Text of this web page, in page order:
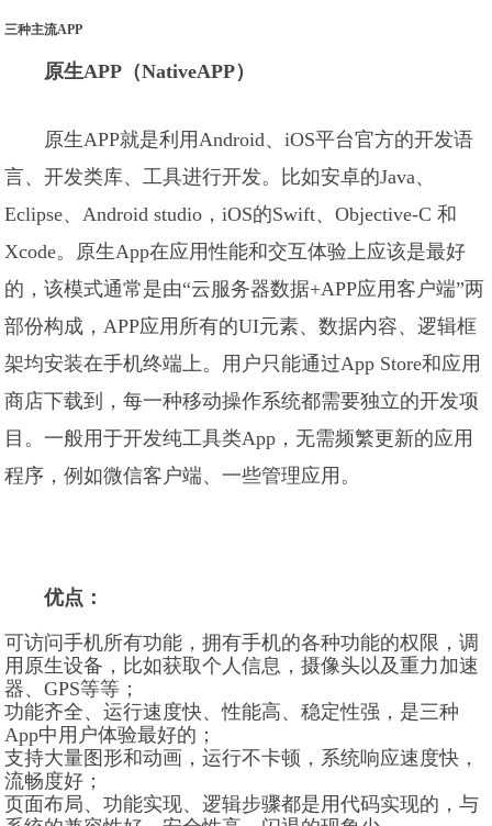
三种主流APP
原生APP（NativeAPP）
原生APP就是利用Android、iOS平台官方的开发语
言、开发类库、工具进行开发。比如安卓的Java、
Eclipse、Android studio，iOS的Swift、Objective-C 和
Xcode。原生App在应用性能和交互体验上应该是最好
的，该模式通常是由“云服务器数据+APP应用客户端”两
部份构成，APP应用所有的UI元素、数据内容、逻辑框
架均安装在手机终端上。用户只能通过App Store和应用
商店下载到，每一种移动操作系统都需要独立的开发项
目。一般用于开发纯工具类App，无需频繁更新的应用
程序，例如微信客户端、一些管理应用。
优点：
可访问手机所有功能，拥有手机的各种功能的权限，调
用原生设备，比如获取个人信息，摄像头以及重力加速
器、GPS等等；
功能齐全、运行速度快、性能高、稳定性强，是三种
App中用户体验最好的；
支持大量图形和动画，运行不卡顿，系统响应速度快，
流畅度好；
页面布局、功能实现、逻辑步骤都是用代码实现的，与